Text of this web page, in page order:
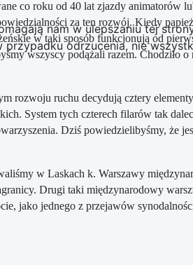
co roku od 40 lat zjazdy animatorów
za ten rozwój. Kiedy papież
w taki sposób funkcjonują od
wszyscy podążali razem. Chodziło o
rozwoju ruchu decydują cztery
System tych czterech filarów tak
Dziś powiedzielibyśmy, że
w Laskach k. Warszawy
Drugi taki międzynarodowy
jako jednego z przejawów
nam w ulepszaniu tej
odrzucenia, nie